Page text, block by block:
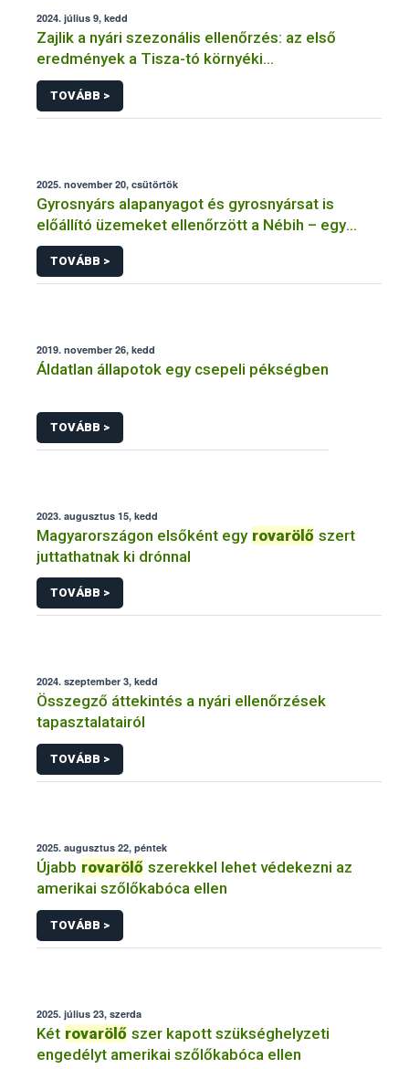
2024. július 9, kedd
Zajlik a nyári szezonális ellenőrzés: az első
eredmények a Tisza-tó környéki
vendéglátóhelyekről érkeztek
TOVÁBB >
2025. november 20, csütörtök
Gyrosnyárs alapanyagot és gyrosnyársat is
előállító üzemeket ellenőrzött a Nébih – egy
üzem működését azonnal felfüggesztették
TOVÁBB >
2019. november 26, kedd
Áldatlan állapotok egy csepeli pékségben
TOVÁBB >
2023. augusztus 15, kedd
Magyarországon elsőként egy rovarölő szert
juttathatnak ki drónnal
TOVÁBB >
2024. szeptember 3, kedd
Összegző áttekintés a nyári ellenőrzések
tapasztalatairól
TOVÁBB >
2025. augusztus 22, péntek
Újabb rovarölő szerekkel lehet védekezni az
amerikai szőlőkabóca ellen
TOVÁBB >
2025. július 23, szerda
Két rovarölő szer kapott szükséghelyzeti
engedélyt amerikai szőlőkabóca ellen